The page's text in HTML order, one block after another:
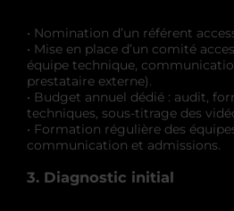
• Nomination d’un référent
• Mise en place d’un comité
équipe technique,
prestataire externe).
• Budget annuel dédié : audit,
techniques, sous-titrage des
• Formation régulière des
communication et admissions.
3. Diagnostic initial